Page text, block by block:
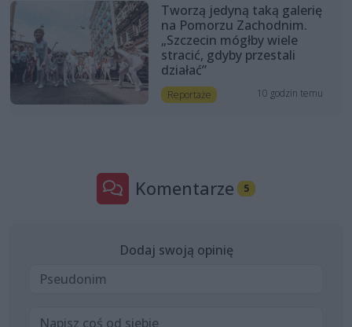
Tworzą jedyną taką galerię
na Pomorzu Zachodnim.
„Szczecin mógłby wiele
stracić, gdyby przestali
działać”
Reportaże 10 godzin temu
Komentarze 5
Dodaj swoją opinię